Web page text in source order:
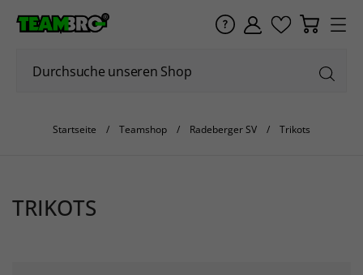
Startseite Teamshop Radeberger SV Trikots
TRIKOTS